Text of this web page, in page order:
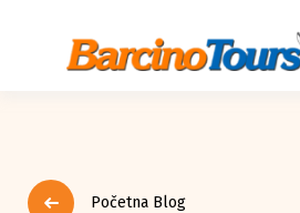
Početna Blog